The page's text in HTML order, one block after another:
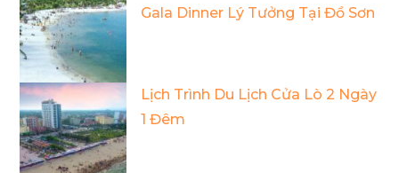
Gala Dinner Lý Tưởng Tại Đồ Sơn
Lịch Trình Du Lịch Cửa Lò 2 Ngày
1 Đêm